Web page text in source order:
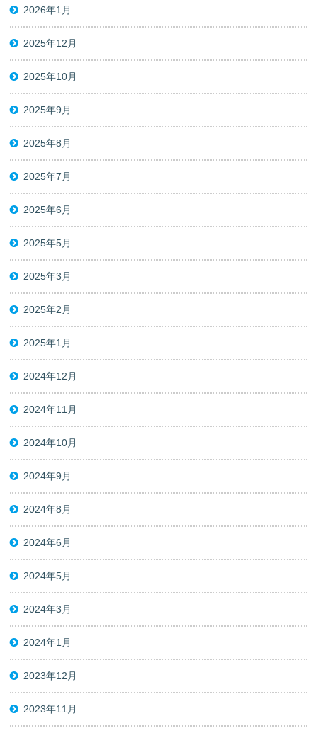
2026年1月
2025年12月
2025年10月
2025年9月
2025年8月
2025年7月
2025年6月
2025年5月
2025年3月
2025年2月
2025年1月
2024年12月
2024年11月
2024年10月
2024年9月
2024年8月
2024年6月
2024年5月
2024年3月
2024年1月
2023年12月
2023年11月